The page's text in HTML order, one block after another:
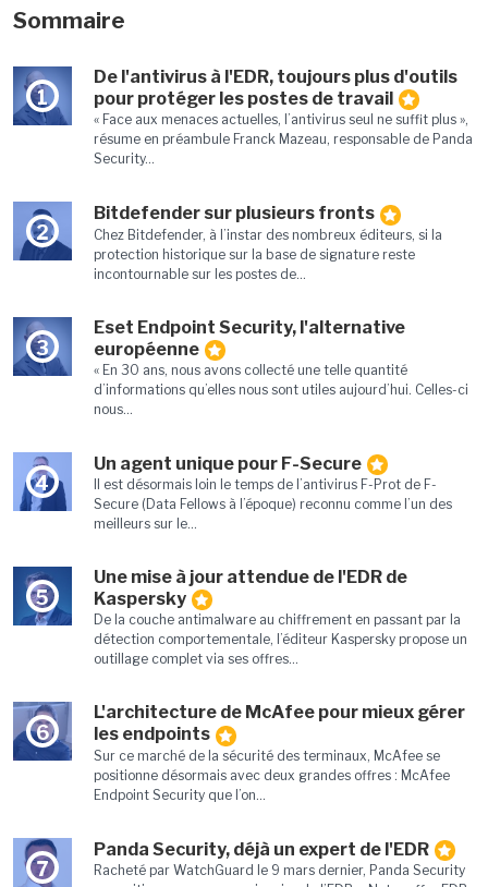
Sommaire
1
De l'antivirus à l'EDR, toujours plus d'outils
pour protéger les postes de travail
« Face aux menaces actuelles, l’antivirus seul ne suffit plus »,
résume en préambule Franck Mazeau, responsable de Panda
Security...
2
Bitdefender sur plusieurs fronts
Chez Bitdefender, à l’instar des nombreux éditeurs, si la
protection historique sur la base de signature reste
incontournable sur les postes de...
3
Eset Endpoint Security, l'alternative
européenne
« En 30 ans, nous avons collecté une telle quantité
d’informations qu’elles nous sont utiles aujourd’hui. Celles-ci
nous...
4
Un agent unique pour F-Secure
Il est désormais loin le temps de l’antivirus F-Prot de F-
Secure (Data Fellows à l’époque) reconnu comme l’un des
meilleurs sur le...
5
Une mise à jour attendue de l'EDR de
Kaspersky
De la couche antimalware au chiffrement en passant par la
détection comportementale, l’éditeur Kaspersky propose un
outillage complet via ses offres...
6
L'architecture de McAfee pour mieux gérer
les endpoints
Sur ce marché de la sécurité des terminaux, McAfee se
positionne désormais avec deux grandes offres : McAfee
Endpoint Security que l’on...
7
Panda Security, déjà un expert de l'EDR
Racheté par WatchGuard le 9 mars dernier, Panda Security